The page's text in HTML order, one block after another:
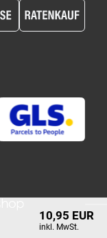
10,95 EUR
inkl. MwSt.